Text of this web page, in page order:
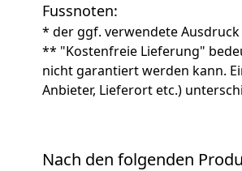
Fussnoten:
* der ggf. verwendete
** "Kostenfreie Lieferung"
nicht garantiert werden kann.
Anbieter, Lieferort etc.)
Nach den folgenden